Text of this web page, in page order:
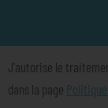
J'autorise le
dans la page